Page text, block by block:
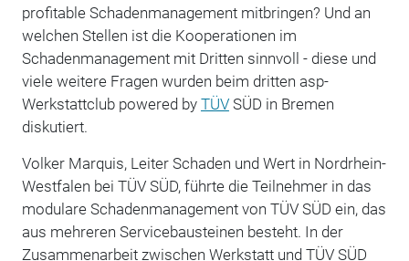
profitable Schadenmanagement mitbringen? Und an
welchen Stellen ist die Kooperationen im
Schadenmanagement mit Dritten sinnvoll - diese und
viele weitere Fragen wurden beim dritten asp-
Werkstattclub powered by TÜVSÜD in Bremen
diskutiert.
Volker Marquis, Leiter Schaden und Wert in Nordrhein-
Westfalen bei TÜV SÜD, führte die Teilnehmer in das
modulare Schadenmanagement von TÜV SÜD ein, das
aus mehreren Servicebausteinen besteht. In der
Zusammenarbeit zwischen Werkstatt und TÜV SÜD